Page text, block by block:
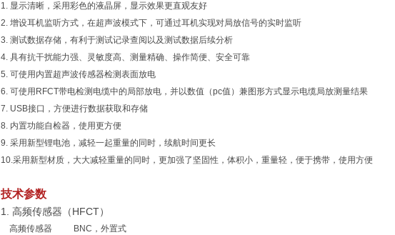
1. 显示清晰，采用彩色的液晶屏，显示效果更直观友好
2. 增设耳机监听方式，在超声波模式下，可通过耳机实现对局放信号的实时监听
3. 测试数据存储，有利于测试记录查阅以及测试数据后续分析
4. 具有抗干扰能力强、灵敏度高、测量精确、操作简便、安全可靠
5. 可使用内置超声波传感器检测表面放电
6. 可使用RFCT带电检测电缆中的局部放电，并以数值（pc值）兼图形方式显示电缆局放测量结果
7. USB接口，方便进行数据获取和存储
8. 内置功能自检器，使用更方便
9. 采用新型锂电池，减轻一起重量的同时，续航时间更长
10.采用新型材质，大大减轻重量的同时，更加强了坚固性，体积小，重量轻，便于携带，使用方便
技术参数
1. 高频传感器（HFCT）
高频传感器 BNC，外置式